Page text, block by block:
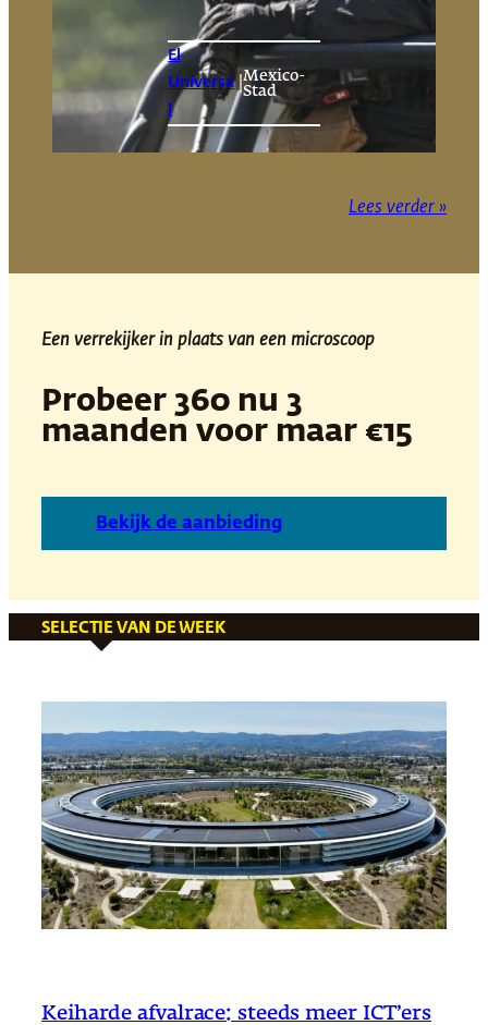
El
Universa
l
Mexico-
Stad
Lees verder »
Een verrekijker in plaats van een microscoop
Probeer 360 nu 3
maanden voor maar €15
Bekijk de aanbieding
SELECTIE VAN DE WEEK
Keiharde afvalrace: steeds meer ICT’ers